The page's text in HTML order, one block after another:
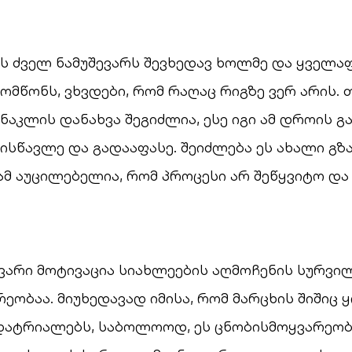
ძველ ნამუშევარს შევხედავ ხოლმე და
ვხვდები, რომ რაღაც რიგზე ვერ არის.
ნაკლის დანახვა შეგიძლია, ესე იგი ამ დროის
და გადააფასე. შეიძლება ეს ახალი
აუცილებელია, რომ პროცესი არ შეწყვიტო
მოტივაცია სიახლეების აღმოჩენის
მიუხედავად იმისა, რომ მარცხის შიშიც
საბოლოოდ, ეს